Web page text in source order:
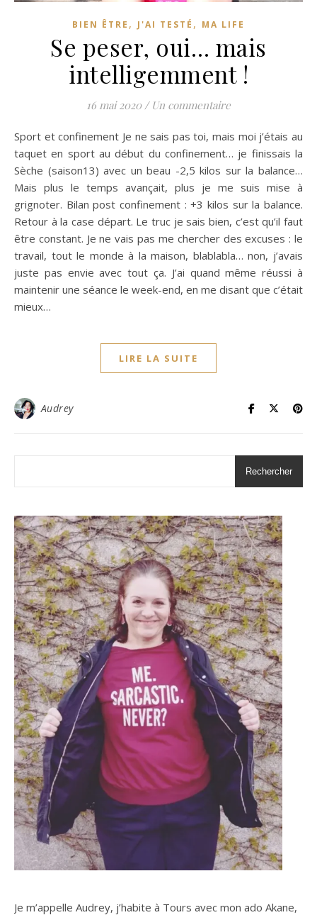
BIEN ÊTRE , J'AI TESTÉ , MA LIFE
Se peser, oui… mais
intelligemment !
16 mai 2020 / Un commentaire
Sport et confinement Je ne sais pas toi, mais moi j’étais au
taquet en sport au début du confinement… je finissais la
Sèche (saison13) avec un beau -2,5 kilos sur la balance…
Mais plus le temps avançait, plus je me suis mise à
grignoter. Bilan post confinement : +3 kilos sur la balance.
Retour à la case départ. Le truc je sais bien, c’est qu’il faut
être constant. Je ne vais pas me chercher des excuses : le
travail, tout le monde à la maison, blablabla… non, j’avais
juste pas envie avec tout ça. J’ai quand même réussi à
maintenir une séance le week-end, en me disant que c’était
mieux…
LIRE LA SUITE
Audrey
Rechercher
Je m’appelle Audrey, j’habite à Tours avec mon ado Akane,